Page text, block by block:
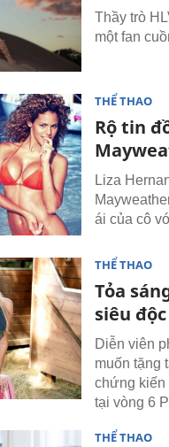
Thầy trò
một fan
THỂ THAO
Rộ tin
Liza
ái của cô
THỂ THAO
Tỏa
siêu độc
Diễn viên
muốn tặng
chứng kiến
tại vòng 6
THỂ THAO